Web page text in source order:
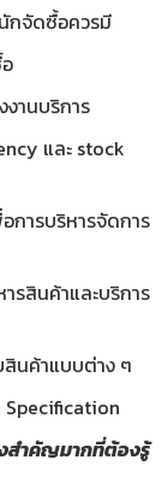
กจัดซื้อควรมี
านบริการ
และ stock
การบริหารจัดการ
รสินค้าและบริการ
สินค้าแบบต่าง ๆ
Specification
งสำคัญมากที่ต้องรู้